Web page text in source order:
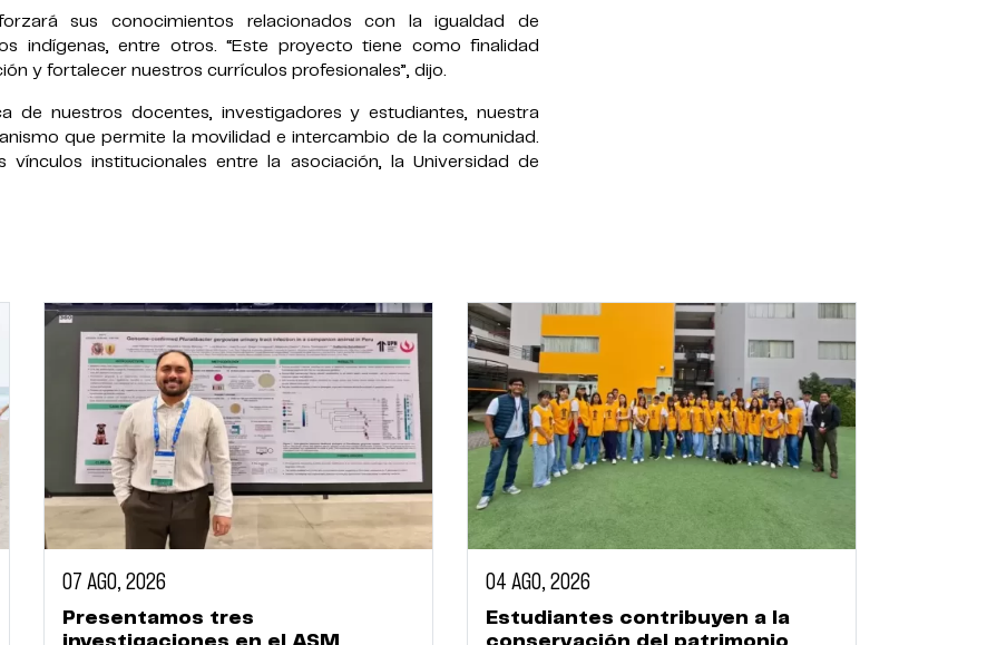
sus conocimientos relacionados con la igualdad de
indígenas, entre otros. “Este proyecto tiene como finalidad
y fortalecer nuestros currículos profesionales”, dijo.
de nuestros docentes, investigadores y estudiantes, nuestra
que permite la movilidad e intercambio de la comunidad.
institucionales entre la asociación, la Universidad de
07 AGO, 2026
Presentamos tres
04 AGO, 2026
Estudiantes contribuyen a la